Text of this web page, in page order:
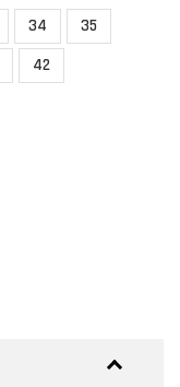
34
35
42